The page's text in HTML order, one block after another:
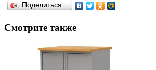
Поделиться…
Смотрите также